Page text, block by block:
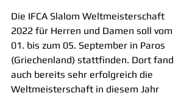
Die IFCA Slalom Weltmeisterschaft
2022 für Herren und Damen soll vom
01. bis zum 05. September in Paros
(Griechenland) stattfinden. Dort fand
auch bereits sehr erfolgreich die
Weltmeisterschaft in diesem Jahr